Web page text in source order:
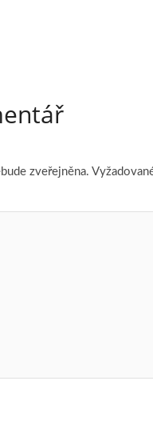
zveřejněna.